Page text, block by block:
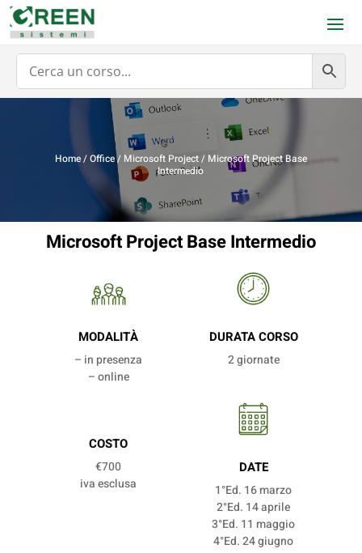
Home/Office/ Microsoft Project/ Microsoft Project Base
Intermedio
Microsoft Project Base Intermedio
MODALITÀ
– in presenza
– online
COSTO
€700
iva esclusa
DURATA CORSO
2 giornate
DATE
1°Ed. 16 marzo
2°Ed. 14 aprile
3°Ed. 11 maggio
4°Ed. 24 giugno